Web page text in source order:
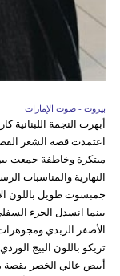
بيروت - صوت الإمارات
أبهرت النجمة
اعتمدت قصة الشعر
مبتكرة وخاطفة جمعت بين
النهارية والمناسبات
جمبسوت طويل باللون
بينما انسدل الجزء
الأصفر الزبدي
تريكو باللون البيج
أبيض عالي الخصر بقصة